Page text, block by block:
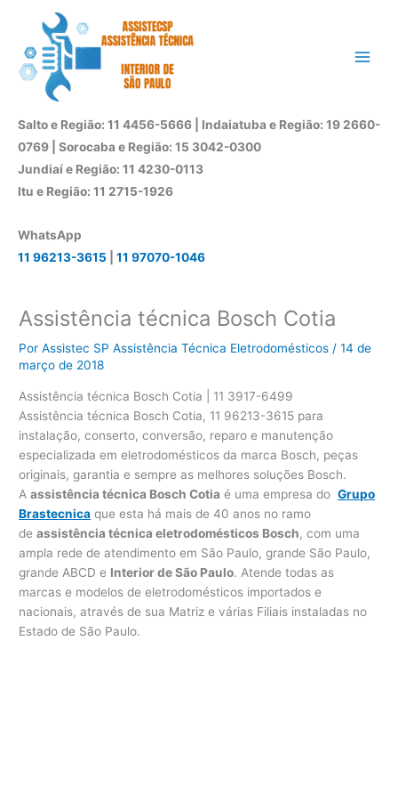
conteúdo
Salto e Região: 11 4456-5666 | Indaiatuba e Região: 19 2660-
0769 | Sorocaba e Região: 15 3042-0300
Jundiaí e Região: 11 4230-0113
Itu e Região: 11 2715-1926
WhatsApp
11 96213-3615
11 97070-1046
Assistência técnica Bosch Cotia
PorAssistec SP Assistência Técnica Eletrodomésticos/14 de
março de 2018
Assistência técnica Bosch Cotia | 11 3917-6499
Assistência técnica Bosch Cotia, 11 96213-3615 para
instalação, conserto, conversão, reparo e manutenção
especializada em eletrodomésticos da marca Bosch, peças
originais, garantia e sempre as melhores soluções Bosch.
Aassistência técnica Bosch Cotia é uma empresa doGrupo
Brastecnica que esta há mais de 40 anos no ramo
deassistência técnica eletrodomésticos Bosch, com uma
ampla rede de atendimento em São Paulo, grande São Paulo,
grande ABCD e Interior de São Paulo. Atende todas as
marcas e modelos de eletrodomésticos importados e
nacionais, através de sua Matriz e várias Filiais instaladas no
Estado de São Paulo.